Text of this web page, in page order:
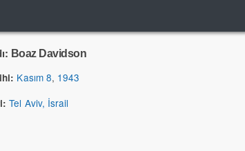
Boaz Davidson
Kasım 8, 1943
Tel Aviv, İsrail